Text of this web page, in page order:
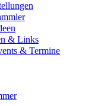
& Links
& Termine